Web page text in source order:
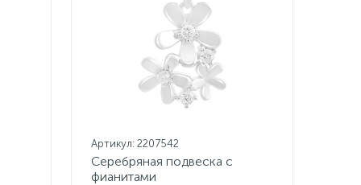
Артикул: 2207542
Серебряная подвеска с
фианитами